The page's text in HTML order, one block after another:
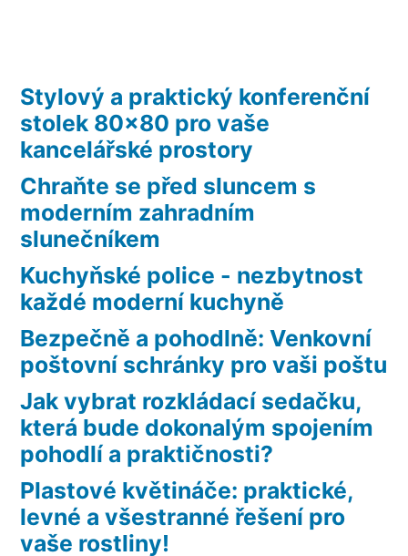
Stylový a praktický konferenční
stolek 80×80 pro vaše
kancelářské prostory
Chraňte se před sluncem s
moderním zahradním
slunečníkem
Kuchyňské police - nezbytnost
každé moderní kuchyně
Bezpečně a pohodlně: Venkovní
poštovní schránky pro vaši poštu
Jak vybrat rozkládací sedačku,
která bude dokonalým spojením
pohodlí a praktičnosti?
Plastové květináče: praktické,
levné a všestranné řešení pro
vaše rostliny!